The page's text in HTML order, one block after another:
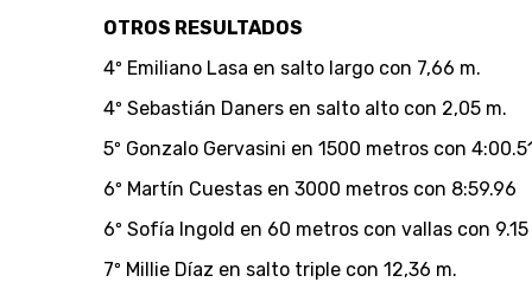
OTROS RESULTADOS
4º Emiliano Lasa en salto largo con 7,66 m.
4º Sebastián Daners en salto alto con 2,05 m.
5º Gonzalo Gervasini en 1500 metros con
6º Martín Cuestas en 3000 metros con 8:59.96
6º Sofía Ingold en 60 metros con vallas con 9.15
7º Millie Díaz en salto triple con 12,36 m.